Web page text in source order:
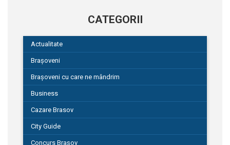
CATEGORII
Actualitate
Brașoveni
Brașoveni cu care ne mândrim
Business
Cazare Brasov
City Guide
Concurs Brașov